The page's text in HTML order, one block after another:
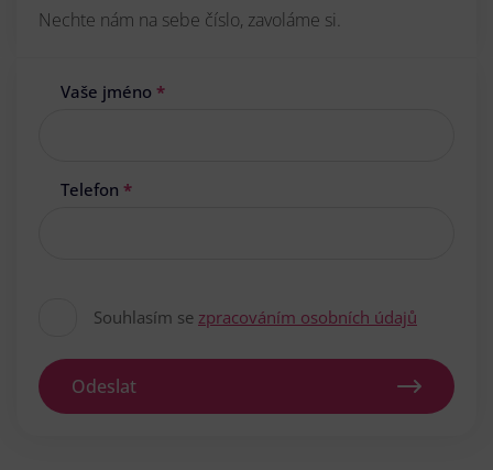
Nechte nám na sebe číslo, zavoláme si.
Vaše jméno *
Telefon *
Souhlasím se zpracováním osobních údajů
Odeslat